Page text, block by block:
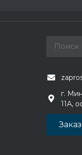
г.
11А,